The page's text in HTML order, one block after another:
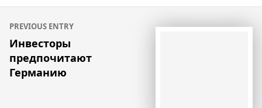
Навигация
по
записям
PREVIOUS ENTRY
Инвесторы
предпочитают
Германию